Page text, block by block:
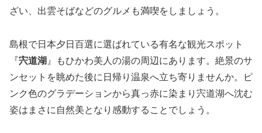
ざい、出雲そばなどのグルメも満喫をしましょう。
島根で日本夕日百選に選ばれている有名な観光スポット
『宍道湖 』もひかわ美人の湯の周辺にあります。絶景のサ
ンセットを眺めた後に日帰り温泉へ立ち寄りませんか。ピ
ンク色のグラデーションから真っ赤に染まり宍道湖へ沈む
姿はまさに自然美となり感動することでしょう。